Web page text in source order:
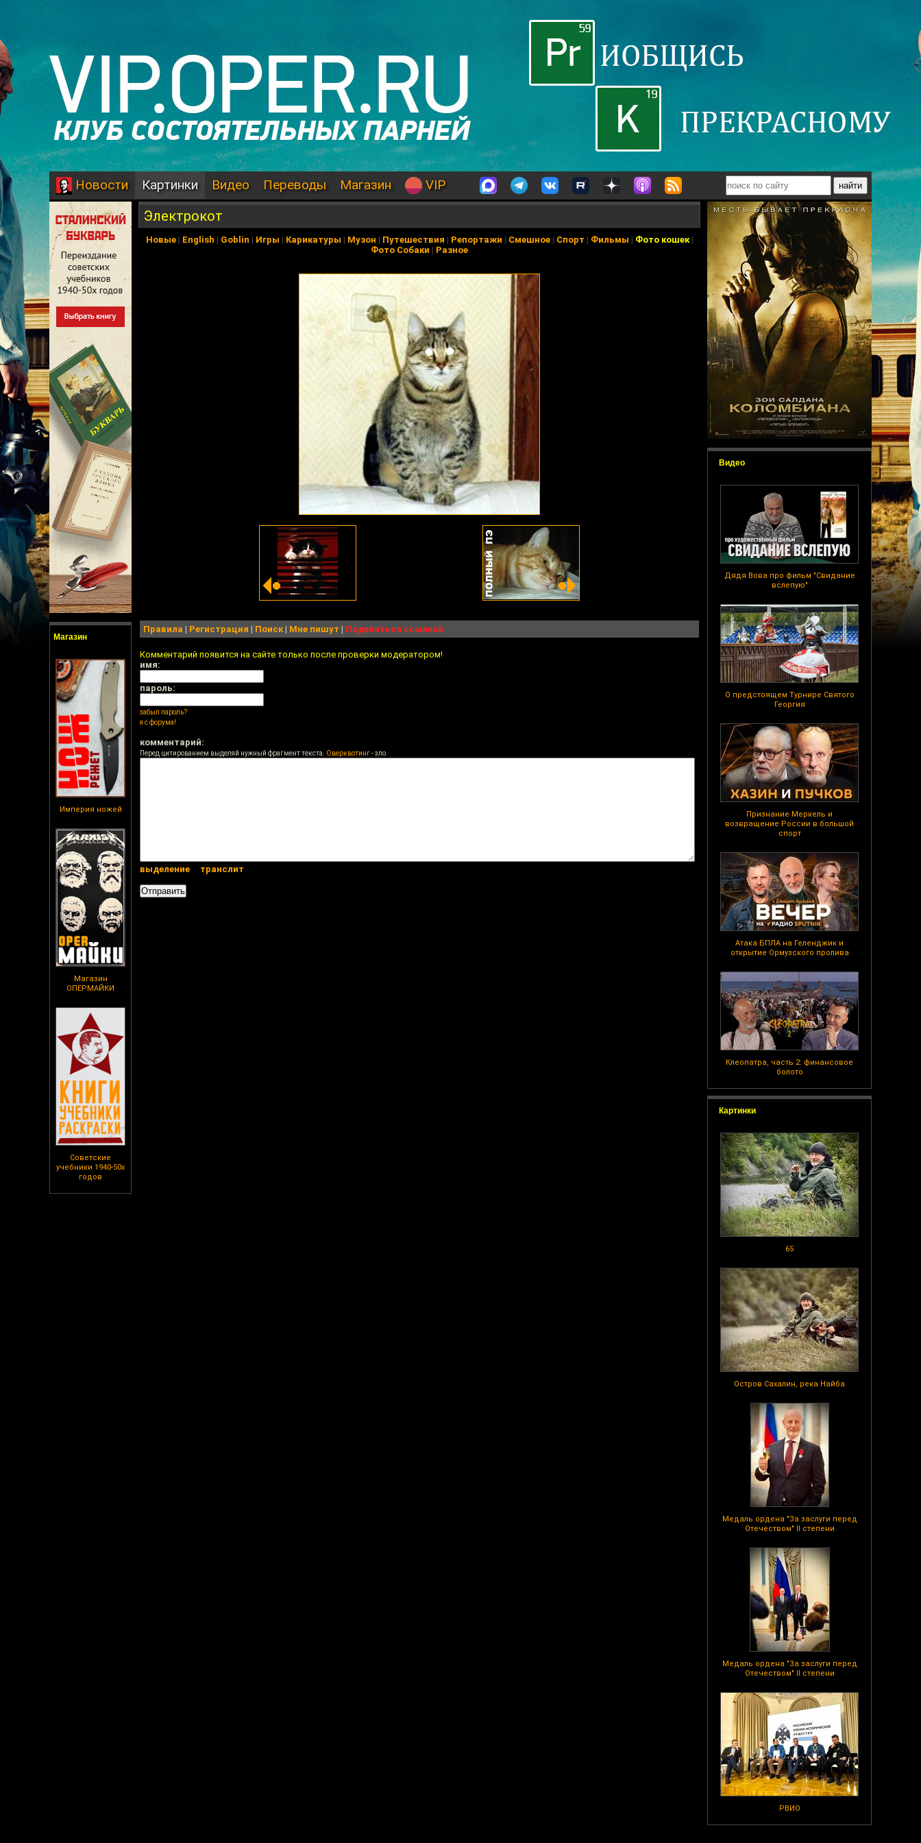
Новости Картинки Видео Переводы Магазин VIP
Магазин
Империя ножей
Магазин
ОПЕРМАЙКИ
Советские
учебники 1940-50х
годов
Видео
Дядя Вова про фильм "Свидание
вслепую"
О предстоящем Турнире Святого
Георгия
Признание Меркель и
возвращение России в большой
спорт
Атака БПЛА на Геленджик и
открытие Ормузского пролива
Клеопатра, часть 2: финансовое
болото
Картинки
65
Остров Сахалин, река Найба
Медаль ордена "За заслуги перед
Отечеством" II степени
Медаль ордена "За заслуги перед
Отечеством" II степени
РВИО
Электрокот
Новые| English | Goblin | Игры | Карикатуры | Музон | Путешествия | Репортажи | Смешное| Спорт | Фильмы | Фото кошек|
Фото Собаки | Разное
Правила | Регистрация | Поиск| Мне пишут | Поделиться ссылкой
Комментарий появится на сайте только после проверки модератором!
имя:
пароль:
забыл пароль?
я с форума!
комментарий:
Перед цитированием выделяй нужный фрагмент текста. Оверквотинг- зло.
выделение транслит